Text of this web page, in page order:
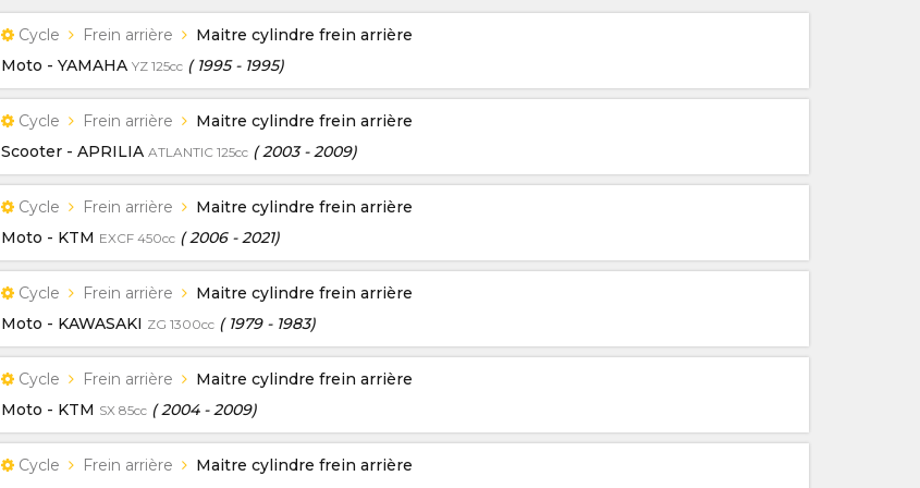
Cycle Frein arrière
Maitre cylindre frein arrière
Moto - YAMAHA YZ 125cc (1995-1995)
Cycle Frein arrière
Maitre cylindre frein arrière
Scooter - APRILIA ATLANTIC 125cc (2003-2009)
Cycle Frein arrière
Maitre cylindre frein arrière
Moto - KTM EXCF 450cc (2006 -2021)
Cycle Frein arrière
Maitre cylindre frein arrière
Moto - KAWASAKI ZG 1300cc (1979 -1983)
Cycle Frein arrière
Maitre cylindre frein arrière
Moto - KTM SX 85cc (2004 -2009)
Cycle Frein arrière
Maitre cylindre frein arrière